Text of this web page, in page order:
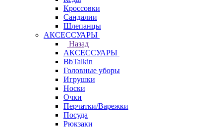
Кроссовки
Сандалии
Шлепанцы
АКСЕССУАРЫ
Назад
АКСЕССУАРЫ
BbTalkin
Головные уборы
Игрушки
Носки
Очки
Перчатки/Варежки
Посуда
Рюкзаки